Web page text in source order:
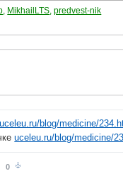
MikhailLTS ,predvest-nik
uceleu.ru/blog/medicine/
uceleu.ru/blog/medicine/
0